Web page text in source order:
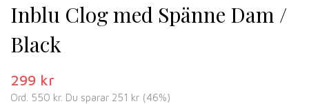
Inblu Clog med Spänne Dam /
Black
299 kr
Ord. 550 kr. Du sparar 251 kr (46%)